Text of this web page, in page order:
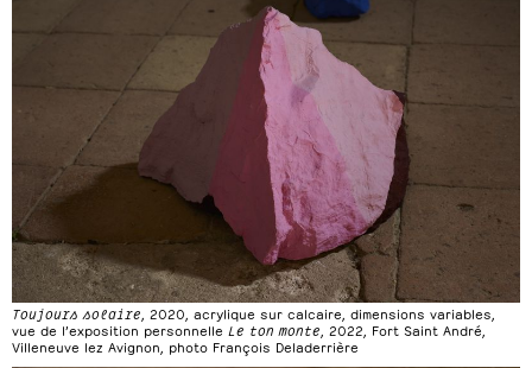
Toujours solaire, 2020, acrylique sur calcaire, dimensions variables,
vue de l’exposition personnelle Le ton monte, 2022, Fort Saint André,
Villeneuve lez Avignon, photo François Deladerrière